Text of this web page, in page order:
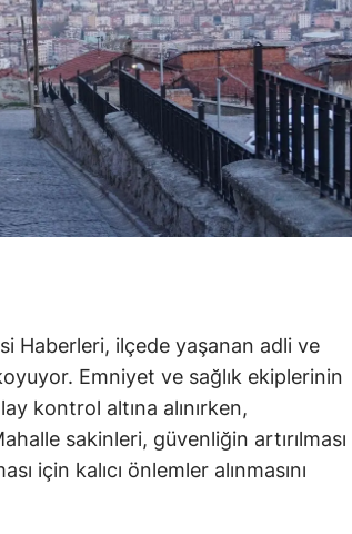
Haberleri, ilçede yaşanan adli ve
Emniyet ve sağlık ekiplerinin
kontrol altına alınırken,
sakinleri, güvenliğin artırılması
için kalıcı önlemler alınmasını